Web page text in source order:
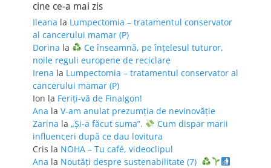
cine ce-a mai zis
Ileana la Lumpectomia – tratamentul conservator
al cancerului mamar (P)
Dorina la
Ce înseamnă, pe înțelesul tuturor,
noile reguli europene de reciclare
Irena la Lumpectomia – tratamentul conservator al
cancerului mamar (P)
Ion la Feriţi-vă de Finalgon!
Ana la V-am anulat prezumția de nevinovăție
Zarina la „Și-a făcut suma”.
Cum dispar marii
influenceri după ce dau lovitura
Cris la NOHA – Tu café, videoclipul
Ana la Noutăți despre sustenabilitate (7)